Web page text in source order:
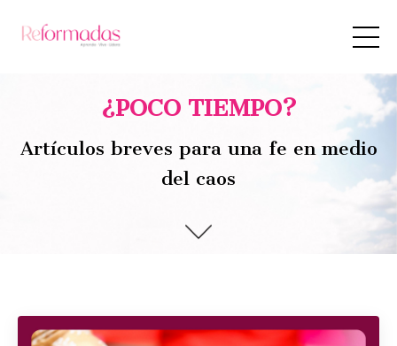
¿POCO TIEMPO?
Artículos breves para una fe en medio
del caos